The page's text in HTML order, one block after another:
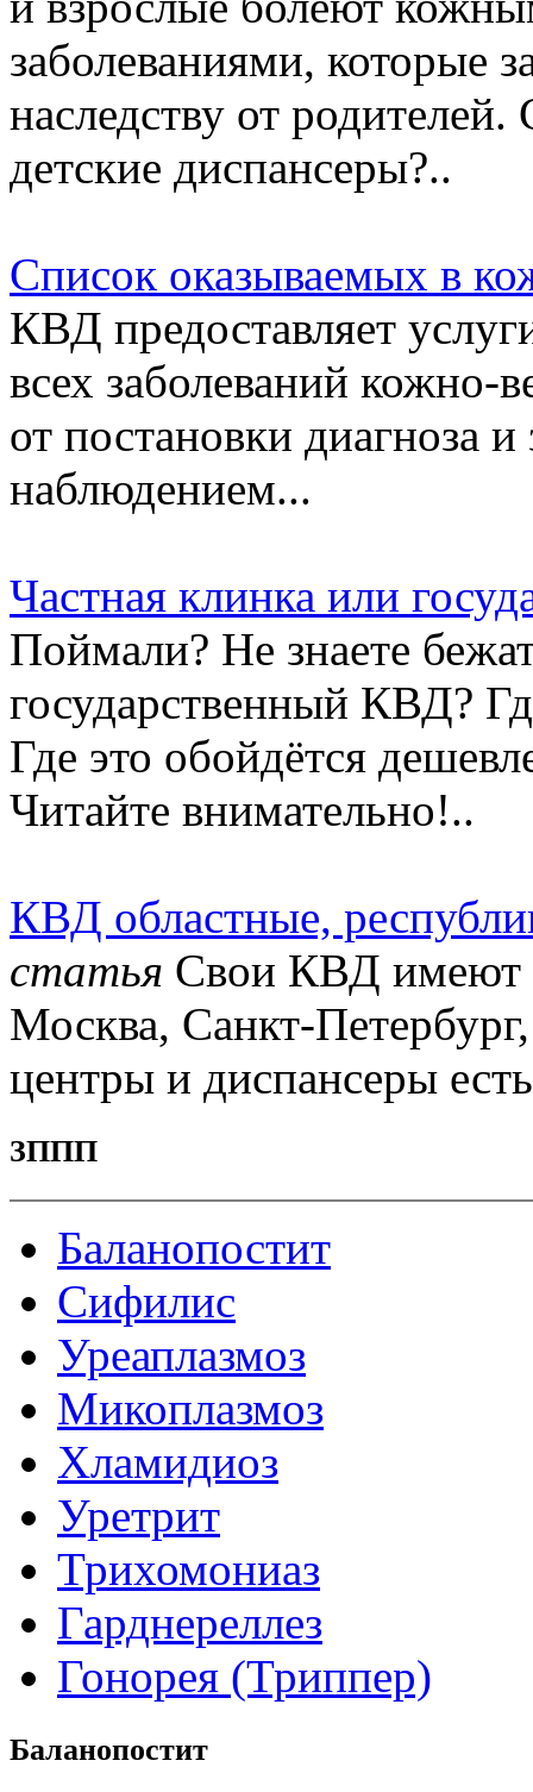
заболеваниями, которые
наследству от
детские диспансеры?..
Список оказываемых в
КВД предоставляет
всех заболеваний кожно-
от постановки диагноза
наблюдением...
Частная клинка или
Поймали? Не знаете
государственный КВД?
Где это обойдётся
Читайте внимательно!..
КВД областные,
статья Свои КВД имеют
Москва, Санкт-
центры и диспансеры
ЗППП
Баланопостит
Сифилис
Уреаплазмоз
Микоплазмоз
Хламидиоз
Уретрит
Трихомониаз
Гарднереллез
Гонорея (Триппер)
Баланопостит